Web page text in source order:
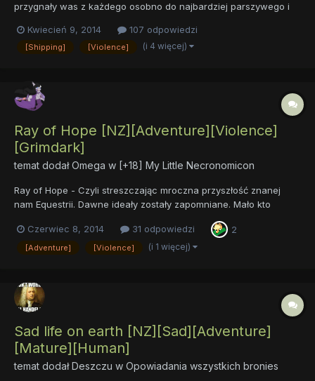
przygnały was z każdego osobno do najbardziej parszywego i
śmierdziało dla was ohydnym smrodem trupów z mieszanego
zapachem alkoholu. Jedynym powodem, dlaczego tu jeszcze
Kwiecień 9, 2014 107 odpowiedzi
[Shipping] [Violence] (i 4 więcej)
Ray of Hope [NZ][Adventure][Violence]
[Grimdark]
temat dodałOmega w [+18] My Little Necronomicon
Ray of Hope - Czyli streszczając mroczna przyszłość znanej
nam Equestrii. Dawne ideały zostały zapomniane. Mało kto
a w kraju zaprowadzono rządy twardego kopyta. W pozornie
uporządkowanym i silnym państwie króluje okrucieństwo i
Czerwiec 8, 2014 31 odpowiedzi 2
[Adventure] [Violence] (i 1 więcej)
Sad life on earth [NZ][Sad][Adventure]
[Mature][Human]
temat dodałDeszczu w Opowiadania wszystkich bronies